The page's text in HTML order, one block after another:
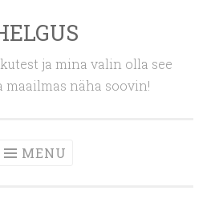
ja mina valin olla see
maailmas näha soovin!
MENU